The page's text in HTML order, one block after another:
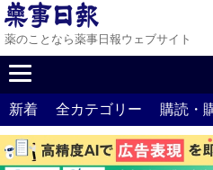
薬のことなら薬事日報ウェブサイト
新着 全カテゴリー 購読・